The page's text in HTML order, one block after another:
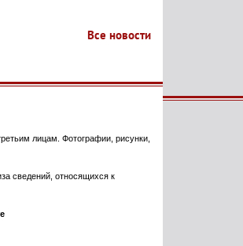
Все новости
лицам. Фотографии, рисунки,
сведений, относящихся к